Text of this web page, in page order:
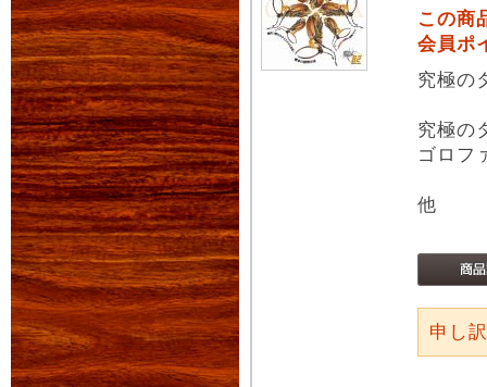
この商
会員ポ
究極の
究極の
ゴロフ
他
申し